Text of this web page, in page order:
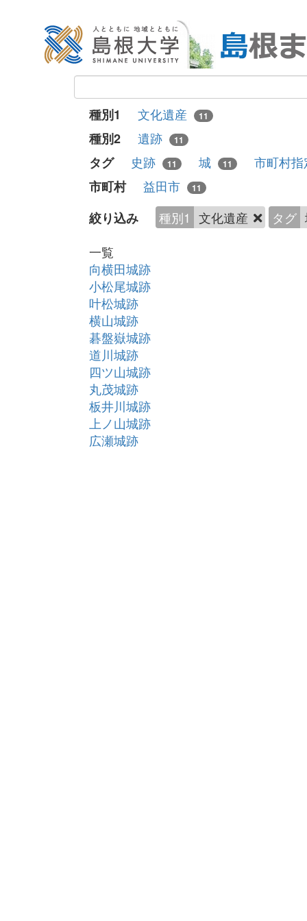
種別1 文化遺産 11
種別2 遺跡 11
タグ 史跡 11 城 11
市町村
市町村
益田市 11
絞り込み 種別1 文化遺産 タグ
一覧
向横田城跡
小松尾城跡
叶松城跡
横山城跡
碁盤嶽城跡
道川城跡
四ツ山城跡
丸茂城跡
板井川城跡
上ノ山城跡
広瀬城跡